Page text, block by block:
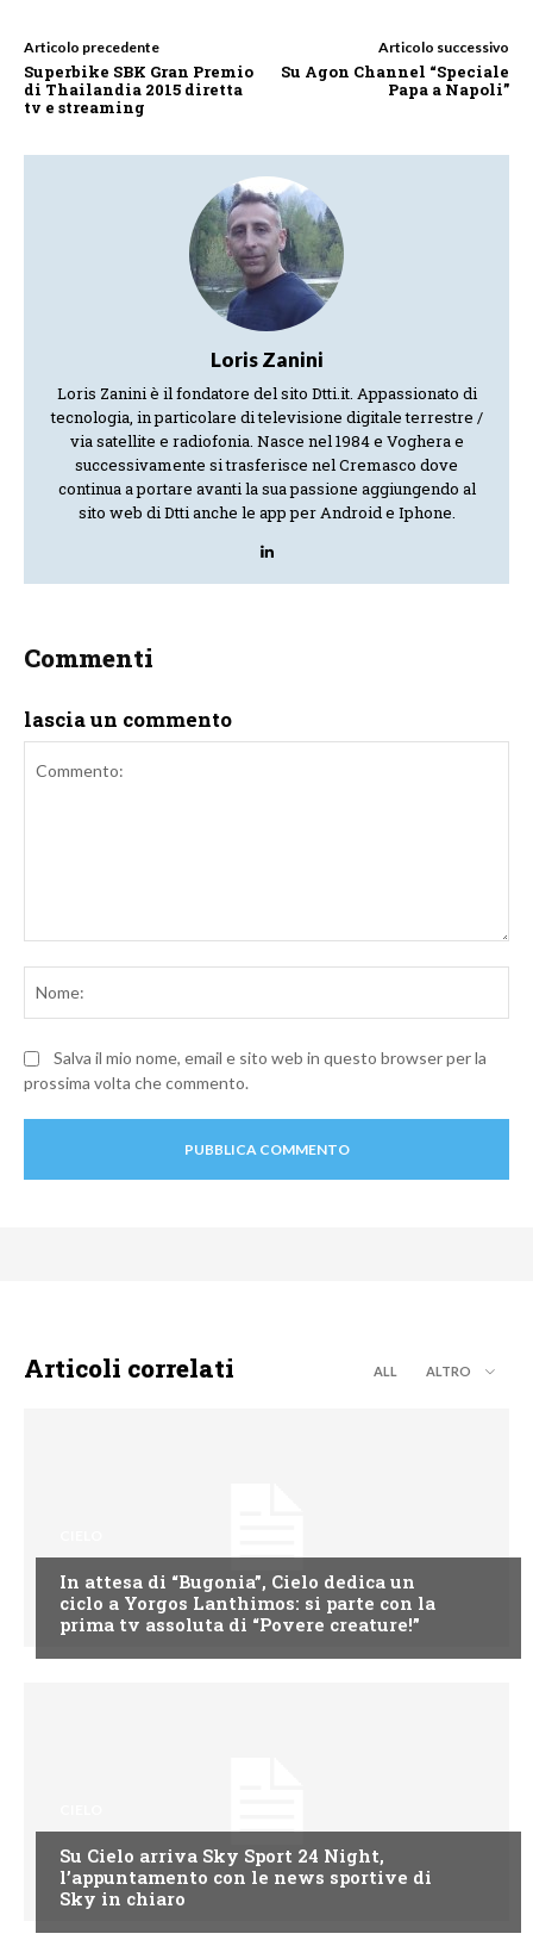
Articolo precedente
Superbike SBK Gran Premio
di Thailandia 2015 diretta
tv e streaming
Articolo successivo
Su Agon Channel “Speciale
Papa a Napoli”
Loris Zanini
Loris Zanini è il fondatore del sito Dtti.it. Appassionato di
tecnologia, in particolare di televisione digitale terrestre /
via satellite e radiofonia. Nasce nel 1984 e Voghera e
successivamente si trasferisce nel Cremasco dove
continua a portare avanti la sua passione aggiungendo al
sito web di Dtti anche le app per Android e Iphone.
Commenti
lascia un commento
Salva il mio nome, email e sito web in questo browser per la
prossima volta che commento.
Articoli correlati ALL ALTRO
In attesa di “Bugonia”, Cielo dedica un
ciclo a Yorgos Lanthimos: si parte con la
prima tv assoluta di “Povere creature!”
Su Cielo arriva Sky Sport 24 Night,
l’appuntamento con le news sportive di
Sky in chiaro